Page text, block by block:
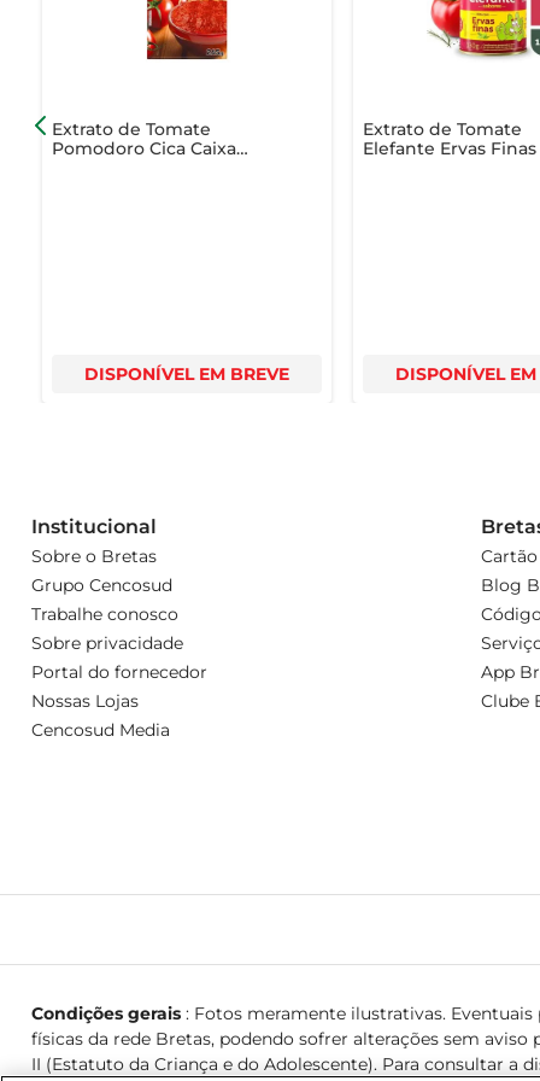
- Tipo de embalagem: Sache
- Conservação: Após aberto, recomenda-se conservar
Descubra o prazer de cozinhar com o Molho
Extrato de Tomate
Pomodoro Cica Caixa
DISPONÍVEL EM BREVE
Extrato de Tomate
Elefante Ervas Finas
DISPONÍVEL EM
Institucional
Sobre o Bretas
Grupo Cencosud
Trabalhe conosco
Sobre privacidade
Portal do fornecedor
Nossas Lojas
Cencosud Media
Blog
App
Clube
Condições gerais: Fotos meramente ilustrativas. Eventuais
físicas da rede Bretas, podendo sofrer alterações sem aviso
II (Estatuto da Criança e do Adolescente). Para consultar a